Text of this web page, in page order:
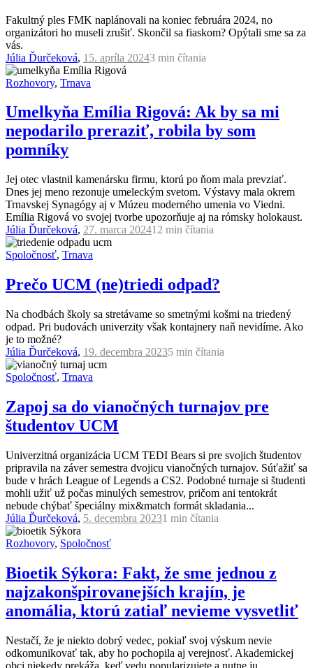
Fakultný ples FMK naplánovali na koniec februára 2024, no
organizátori ho museli zrušiť. Skončil sa fiaskom? Opýtali sme sa za
vás.
Júlia Ďurčeková, 15. apríla 20243 min čítania
Rozhovory, Trnava
Umelkyňa Emília Rigová: Ak by sa mi
nepodarilo preraziť, robila by som
pomníky
Jej otec vlastnil kamenársku firmu, ktorú po ňom mala prevziať.
Dnes jej meno rezonuje umeleckým svetom. Výstavy mala okrem
Trnavskej Synagógy aj v Múzeu moderného umenia vo Viedni.
Emília Rigová vo svojej tvorbe upozorňuje aj na rómsky holokaust.
Júlia Ďurčeková, 27. marca 202412 min čítania
Spoločnosť, Trnava
Prečo UCM (ne)triedi odpad?
Na chodbách školy sa stretávame so smetnými košmi na triedený
odpad. Pri budovách univerzity však kontajnery naň nevidíme. Ako
je to možné?
Júlia Ďurčeková, 19. decembra 20235 min čítania
Spoločnosť, Trnava
Zapoj sa do vianočných turnajov pre
študentov UCM
Univerzitná organizácia UCM TEDI Bears si pre svojich študentov
pripravila na záver semestra dvojicu vianočných turnajov. Súťažiť sa
bude v hrách League of Legends a CS2. Podobné turnaje si študenti
mohli užiť už počas minulých semestrov, pričom ani tentokrát
nebude chýbať špeciálny mix&match formát skladania...
Júlia Ďurčeková, 5. decembra 20231 min čítania
Rozhovory, Spoločnosť
Bioetik Sýkora: Fakt, že sme jednou z
najzakonšpirovanejších krajín, je
anomália, ktorú zatiaľ nevieme vysvetliť
Nestačí, že je niekto dobrý vedec, pokiaľ svoj výskum nevie
odkomunikovať tak, aby ho pochopila aj verejnosť. Akademickej
obci niekedy prekáža, keď vedu popularizujete a nutne ju